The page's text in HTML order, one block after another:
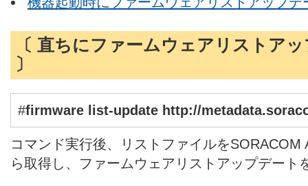
〔 直ちにファームウェアリストア
〕
#firmware list-update http://
コマンド実行後、リストファイルを
ら取得し、ファームウェアリストアップデート